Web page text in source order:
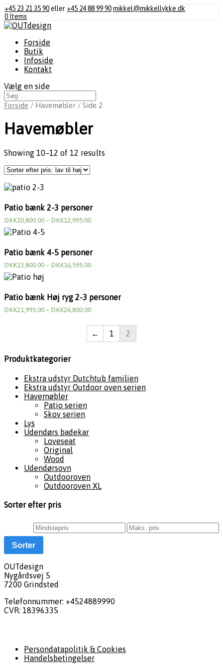
+45 23 21 35 90eller +45 24 88 99 90mikkel@mikkellykke.dk
0 Items
Forside
Butik
Infoside
Kontakt
Vælg en side
Forside / Havemøbler / Side 2
Havemøbler
Showing 10–12 of 12 results
Patio bænk 2-3 personer
DKK10,800.00– DKK12,995.00
Patio bænk 4-5 personer
DKK13,800.00– DKK16,595.00
Patio bænk Høj ryg 2-3 personer
DKK21,995.00– DKK26,800.00
← 1 2
Produktkategorier
Ekstra udstyr Dutchtub familien
Ekstra udstyr Outdoor oven serien
Havemøbler
Patio serien
Skov serien
Lys
Udendørs badekar
Loveseat
Original
Wood
Udendørsovn
Outdooroven
Outdooroven XL
Sorter efter pris
Sorter
OUTdesign
Nygårdsvej 5
7200 Grindsted
Telefonnummer: +4524889990
CVR: 18396335
Persondatapolitik & Cookies
Handelsbetingelser